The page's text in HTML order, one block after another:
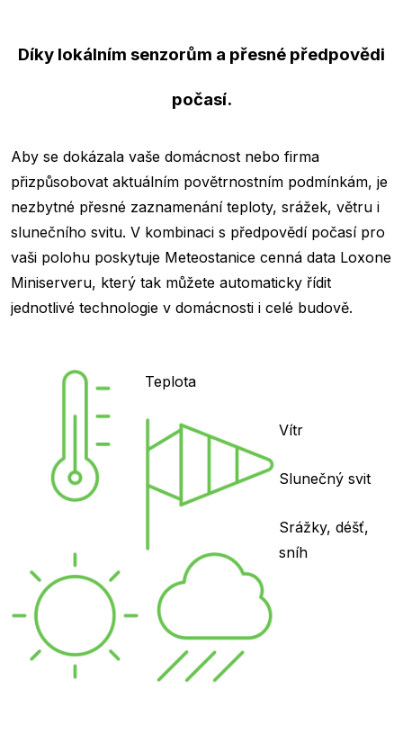
Díky lokálním senzorům a přesné předpovědi
počasí.
Aby se dokázala vaše domácnost nebo firma
přizpůsobovat aktuálním povětrnostním podmínkám, je
nezbytné přesné zaznamenání teploty, srážek, větru i
slunečního svitu. V kombinaci s předpovědí počasí pro
vaši polohu poskytuje Meteostanice cenná data Loxone
Miniserveru, který tak můžete automaticky řídit
jednotlivé technologie v domácnosti i celé budově.
Teplota
Vítr
Slunečný svit
Srážky, déšť,
sníh